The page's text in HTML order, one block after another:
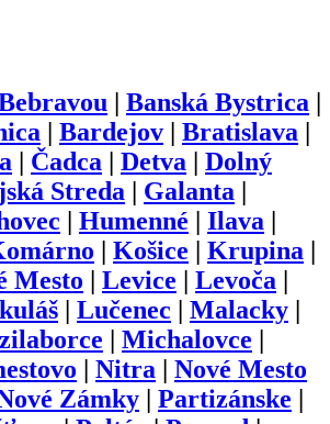
| Banská Bystrica |
| Bardejov | Bratislava |
| Čadca | Detva | Dolný
Streda | Galanta |
| Humenné | Ilava |
| Košice | Krupina |
Mesto | Levice | Levoča |
| Lučenec | Malacky |
| Michalovce |
| Nitra | Nové Mesto
Zámky | Partizánske |